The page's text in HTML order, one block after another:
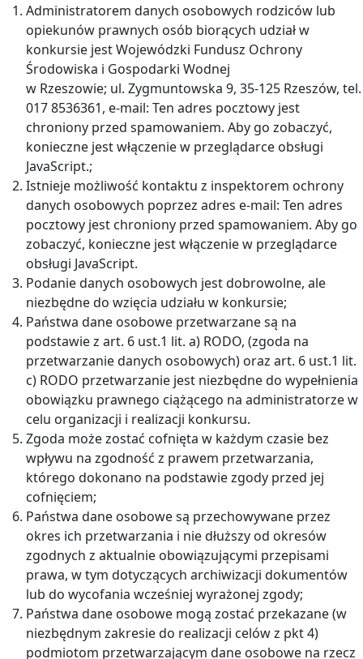
Administratorem danych osobowych rodziców lub
opiekunów prawnych osób biorących udział w
konkursie jest Wojewódzki Fundusz Ochrony
Środowiska i Gospodarki Wodnej
w Rzeszowie; ul. Zygmuntowska 9, 35-125 Rzeszów, tel.
017 8536361, e-mail: Ten adres pocztowy jest
chroniony przed spamowaniem. Aby go zobaczyć,
konieczne jest włączenie w przeglądarce obsługi
JavaScript.;
Istnieje możliwość kontaktu z inspektorem ochrony
danych osobowych poprzez adres e-mail: Ten adres
pocztowy jest chroniony przed spamowaniem. Aby go
zobaczyć, konieczne jest włączenie w przeglądarce
obsługi JavaScript.
Podanie danych osobowych jest dobrowolne, ale
niezbędne do wzięcia udziału w konkursie;
Państwa dane osobowe przetwarzane są na
podstawie z art. 6 ust.1 lit. a) RODO, (zgoda na
przetwarzanie danych osobowych) oraz art. 6 ust.1 lit.
c) RODO przetwarzanie jest niezbędne do wypełnienia
obowiązku prawnego ciążącego na administratorze w
celu organizacji i realizacji konkursu.
Zgoda może zostać cofnięta w każdym czasie bez
wpływu na zgodność z prawem przetwarzania,
którego dokonano na podstawie zgody przed jej
cofnięciem;
Państwa dane osobowe są przechowywane przez
okres ich przetwarzania i nie dłuższy od okresów
zgodnych z aktualnie obowiązującymi przepisami
prawa, w tym dotyczących archiwizacji dokumentów
lub do wycofania wcześniej wyrażonej zgody;
Państwa dane osobowe mogą zostać przekazane (w
niezbędnym zakresie do realizacji celów z pkt 4)
podmiotom przetwarzającym dane osobowe na rzecz